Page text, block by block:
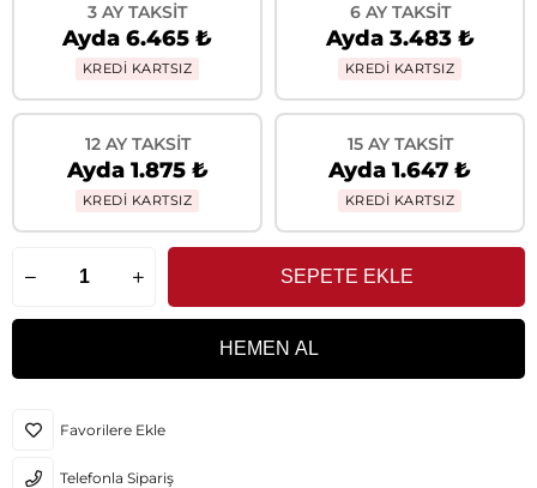
3 AY TAKSIT
Ayda 6.465 ₺
KREDİ KARTSIZ
6 AY TAKSIT
Ayda 3.483 ₺
KREDİ KARTSIZ
12 AY TAKSIT
Ayda 1.875 ₺
KREDİ KARTSIZ
15 AY TAKSIT
Ayda 1.647 ₺
KREDİ KARTSIZ
Favorilere Ekle
Telefonla Sipariş